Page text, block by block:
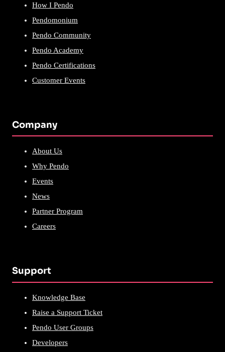
How I Pendo
Pendomonium
Pendo Community
Pendo Academy
Pendo Certifications
Customer Events
Company
About Us
Why Pendo
Events
News
Partner Program
Careers
Support
Knowledge Base
Raise a Support Ticket
Pendo User Groups
Developers